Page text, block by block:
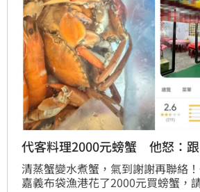
代客料理2000元螃蟹 他怒：
清蒸蟹變水煮蟹，氣到謝謝再聯絡
嘉義布袋漁港花了2000元買螃蟹，